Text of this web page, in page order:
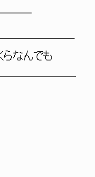
￣
￣￣
でも
￣￣